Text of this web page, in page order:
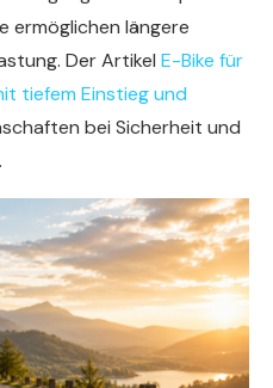
ermöglichen längere
Der Artikel E-Bike für
tiefem Einstieg und
bei Sicherheit und